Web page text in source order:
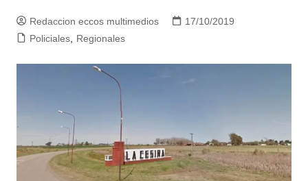
Redaccion eccos multimedios
17/10/2019
Policiales, Regionales